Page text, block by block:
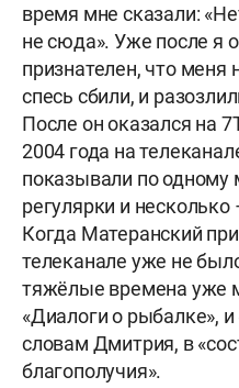
время мне сказали:
не сюда». Уже после я
признателен, что меня
спесь сбили, и
После он оказался на
2004 года на
показывали по одному
регулярки и
Когда Матеранский
телеканале уже не
тяжёлые времена уже
«Диалоги о рыбалке»,
словам Дмитрия, в
благополучия».